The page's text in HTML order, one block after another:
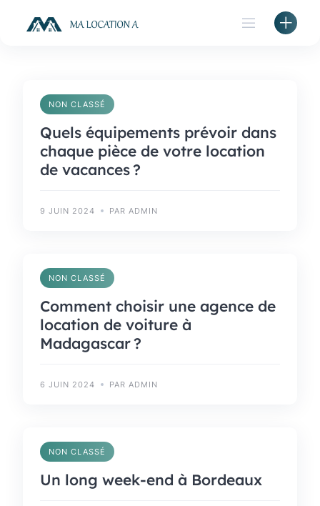
NON CLASSÉ
Quels équipements prévoir dans
chaque pièce de votre location
de vacances ?
9 JUIN 2024 PAR ADMIN
NON CLASSÉ
Comment choisir une agence de
location de voiture à
Madagascar ?
6 JUIN 2024 PAR ADMIN
NON CLASSÉ
Un long week-end à Bordeaux